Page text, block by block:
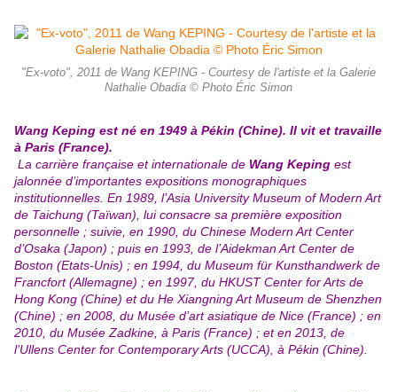
"Ex-voto", 2011 de Wang KEPING - Courtesy de l'artiste et la Galerie
Nathalie Obadia © Photo Éric Simon
Wang Keping est né en 1949 à Pékin (Chine). II vit et travaille
à Paris (France).
La carrière française et internationale de Wang Keping est
jalonnée d’importantes expositions monographiques
institutionnelles. En 1989, l’Asia University Museum of Modern Art
de Taichung (Taïwan), lui consacre sa première exposition
personnelle ; suivie, en 1990, du Chinese Modern Art Center
d’Osaka (Japon) ; puis en 1993, de l’Aidekman Art Center de
Boston (Etats-Unis) ; en 1994, du Museum für Kunsthandwerk de
Francfort (Allemagne) ; en 1997, du HKUST Center for Arts de
Hong Kong (Chine) et du He Xiangning Art Museum de Shenzhen
(Chine) ; en 2008, du Musée d’art asiatique de Nice (France) ; en
2010, du Musée Zadkine, à Paris (France) ; et en 2013, de
l’Ullens Center for Contemporary Arts (UCCA), à Pékin (Chine).